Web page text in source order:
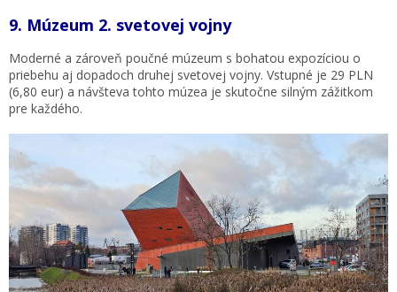
9. Múzeum 2. svetovej vojny
Moderné a zároveň poučné múzeum s bohatou expozíciou o
priebehu aj dopadoch druhej svetovej vojny. Vstupné je 29 PLN
(6,80 eur) a návšteva tohto múzea je skutočne silným zážitkom
pre každého.